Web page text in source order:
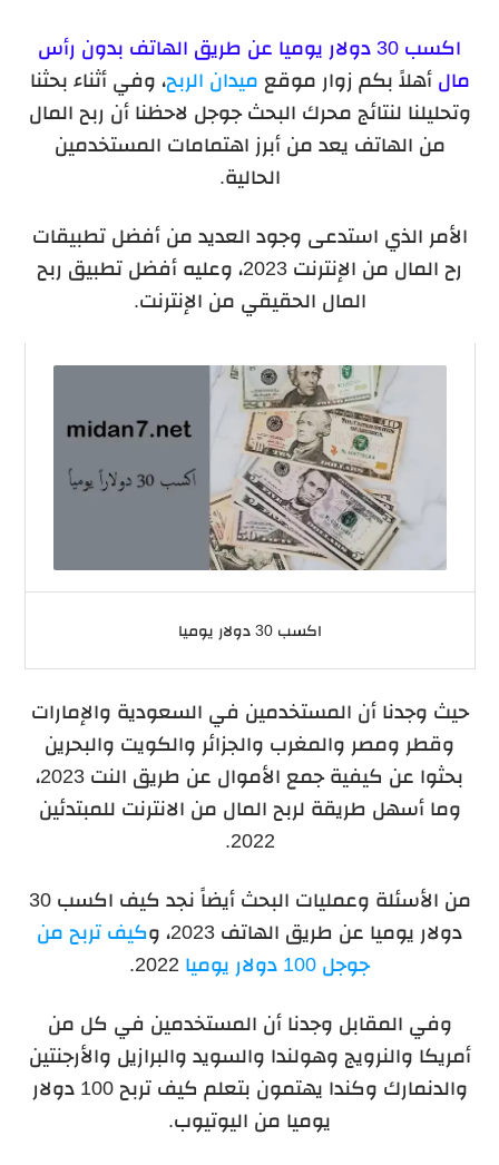
اكسب 30 دولار يوميا عن طريق الهاتف بدون رأس
مال أهلاً بكم زوار موقع ميدان الربح، وفي أثناء بحثنا
وتحليلنا لنتائج محرك البحث جوجل لاحظنا أن ربح المال
من الهاتف يعد من أبرز اهتمامات المستخدمين
الحالية.
الأمر الذي استدعى وجود العديد من أفضل تطبيقات
رح المال من الإنترنت 2023، وعليه أفضل تطبيق ربح
المال الحقيقي من الإنترنت.
اكسب 30 دولار يوميا
حيث وجدنا أن المستخدمين في السعودية والإمارات
وقطر ومصر والمغرب والجزائر والكويت والبحرين
بحثوا عن كيفية جمع الأموال عن طريق النت 2023،
وما أسهل طريقة لربح المال من الانترنت للمبتدئين
2022.
من الأسئلة وعمليات البحث أيضاً نجد كيف اكسب 30
دولار يوميا عن طريق الهاتف 2023، و
كيف تربح من
جوجل 100 دولار يوميا
وفي المقابل وجدنا أن المستخدمين في كل من
أمريكا والنرويج وهولندا والسويد والبرازيل والأرجنتين
والدنمارك وكندا يهتمون بتعلم كيف تربح 100 دولار
يوميا من اليوتيوب.